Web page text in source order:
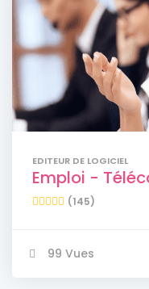
EDITEUR DE LOGICIEL
Emploi -
(145)
99 Vues